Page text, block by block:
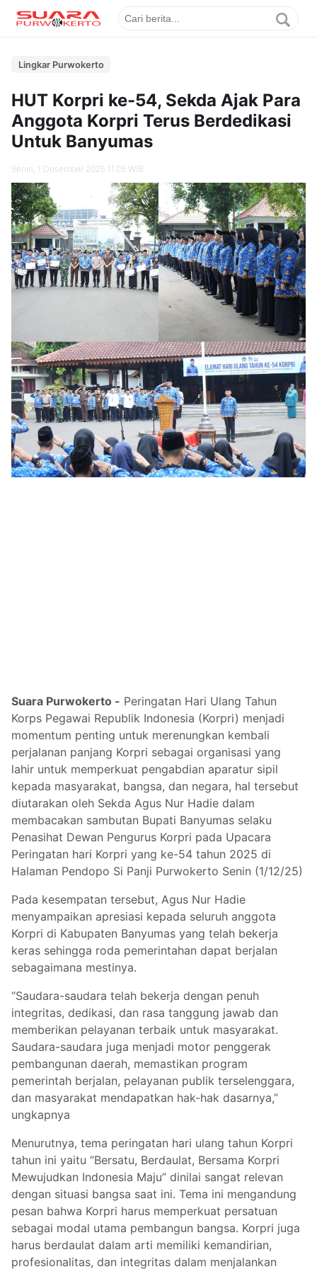
Lingkar Purwokerto
HUT Korpri ke-54, Sekda Ajak Para
Anggota Korpri Terus Berdedikasi
Untuk Banyumas
Senin, 1 Desember 2025 11.05 WIB
Suara Purwokerto - Peringatan Hari Ulang Tahun
Korps Pegawai Republik Indonesia (Korpri) menjadi
momentum penting untuk merenungkan kembali
perjalanan panjang Korpri sebagai organisasi yang
lahir untuk memperkuat pengabdian aparatur sipil
kepada masyarakat, bangsa, dan negara, hal tersebut
diutarakan oleh Sekda Agus Nur Hadie dalam
membacakan sambutan Bupati Banyumas selaku
Penasihat Dewan Pengurus Korpri pada Upacara
Peringatan hari Korpri yang ke-54 tahun 2025 di
Halaman Pendopo Si Panji Purwokerto Senin (1/12/25)
Pada kesempatan tersebut, Agus Nur Hadie
menyampaikan apresiasi kepada seluruh anggota
Korpri di Kabupaten Banyumas yang telah bekerja
keras sehingga roda pemerintahan dapat berjalan
sebagaimana mestinya.
“Saudara-saudara telah bekerja dengan penuh
integritas, dedikasi, dan rasa tanggung jawab dan
memberikan pelayanan terbaik untuk masyarakat.
Saudara-saudara juga menjadi motor penggerak
pembangunan daerah, memastikan program
pemerintah berjalan, pelayanan publik terselenggara,
dan masyarakat mendapatkan hak-hak dasarnya,”
ungkapnya
Menurutnya, tema peringatan hari ulang tahun Korpri
tahun ini yaitu “Bersatu, Berdaulat, Bersama Korpri
Mewujudkan Indonesia Maju” dinilai sangat relevan
dengan situasi bangsa saat ini. Tema ini mengandung
pesan bahwa Korpri harus memperkuat persatuan
sebagai modal utama pembangun bangsa. Korpri juga
harus berdaulat dalam arti memiliki kemandirian,
profesionalitas, dan integritas dalam menjalankan